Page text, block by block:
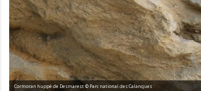
Cormoran huppé de Desmarest © Parc national des Calanques